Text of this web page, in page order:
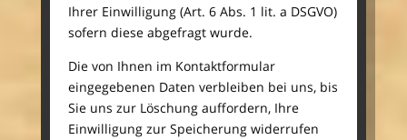
Ihrer Einwilligung (Art. 6 Abs. 1 lit. a DSGVO)
sofern diese abgefragt wurde.
Die von Ihnen im Kontaktformular
eingegebenen Daten verbleiben bei uns, bis
Sie uns zur Löschung auffordern, Ihre
Einwilligung zur Speicherung widerrufen